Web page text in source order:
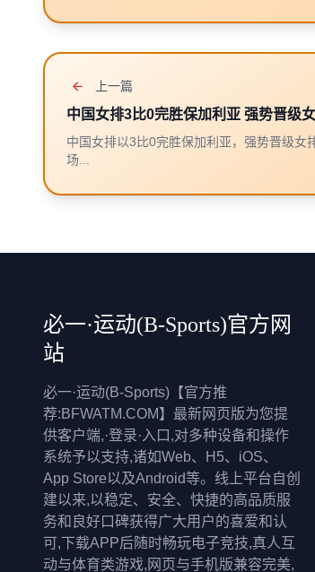
上一篇
中国女排3比0完胜保加利亚 强势晋级
中国女排以3比0完胜保加利亚，强势晋级女
场...
必一·运动(B-Sports)官方网
站
必一·运动(B-Sports)【官方推
荐:BFWATM.COM】最新网页版为您提
供客户端,·登录·入口,对多种设备和操作
系统予以支持,诸如Web、H5、iOS、
App Store以及Android等。线上平台自创
建以来,以稳定、安全、快捷的高品质服
务和良好口碑获得广大用户的喜爱和认
可,下载APP后随时畅玩电子竞技,真人互
动与体育类游戏,网页与手机版兼容完美,